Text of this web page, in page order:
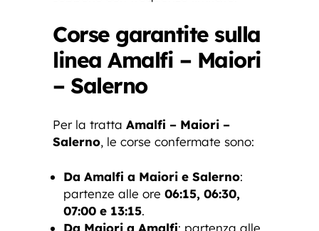
Corse garantite sulla
linea Amalfi – Maiori
– Salerno
Per la tratta Amalfi – Maiori –
Salerno, le corse confermate sono:
Da Amalfi a Maiori e Salerno:
partenze alle ore 06:15, 06:30,
07:00 e 13:15.
Da Maiori a Amalfi: partenza alle